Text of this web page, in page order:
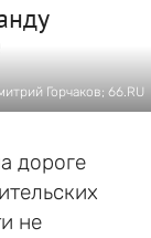
Горчаков; 66.RU
дороге
не